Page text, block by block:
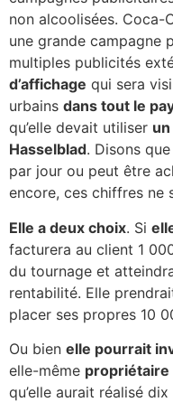
non alcoolisées. Coca-
une grande campagne
multiples publicités
d’affichage qui sera
urbains dans tout le
qu’elle devait utiliser
Hasselblad. Disons
par jour ou peut être
encore, ces chiffres ne
Elle a deux choix. Si
facturera au client 1
du tournage et
rentabilité. Elle
placer ses propres 10
Ou bien elle pourrait
elle-même propriétaire
qu’elle aurait réalisé